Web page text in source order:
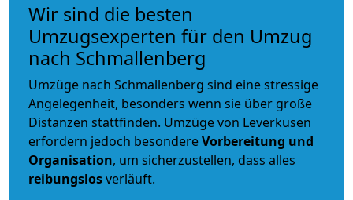
Wir sind die besten
Umzugsexperten für den Umzug
nach Schmallenberg
Umzüge nach Schmallenberg sind eine stressige
Angelegenheit, besonders wenn sie über große
Distanzen stattfinden. Umzüge von Leverkusen
erfordern jedoch besondereVorbereitung und
Organisation, um sicherzustellen, dass alles
reibungslosverläuft.